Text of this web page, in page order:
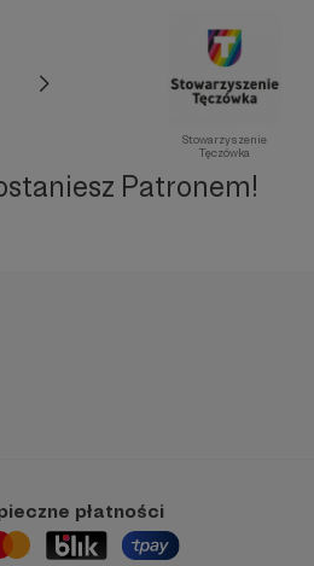
Stowarzyszenie
Tęczówka
Patronem!
płatności